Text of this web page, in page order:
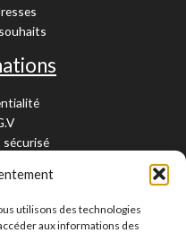
utilisons des technologies
aux informations des
sécurisé
retour